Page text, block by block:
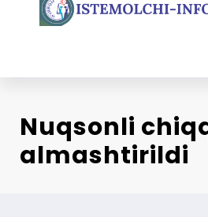
Nuqsonli
almashtirildi